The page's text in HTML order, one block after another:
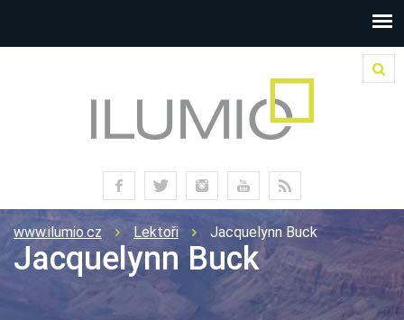
www.ilumio.cz Lektoři Jacquelynn Buck
Jacquelynn Buck